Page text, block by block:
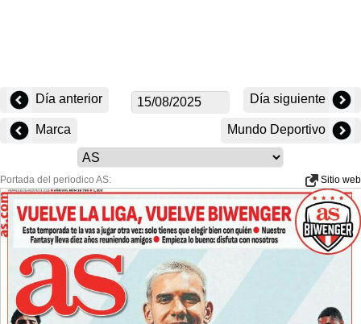
Día anterior Día siguiente
Marca Mundo Deportivo
Portada del periodico AS: Sitio web